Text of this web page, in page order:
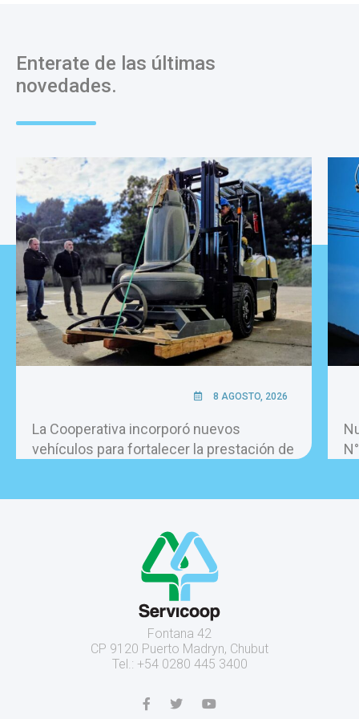
Enterate de las últimas
novedades.
8 AGOSTO, 2026
La Cooperativa incorporó nuevos
vehículos para fortalecer la prestación de
Fontana 42
CP 9120 Puerto Madryn, Chubut
Tel.: +54 0280 445 3400